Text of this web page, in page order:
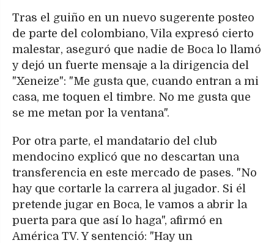
Tras el guiño en un nuevo sugerente posteo
de parte del colombiano, Vila expresó cierto
malestar, aseguró que nadie de Boca lo llamó
y dejó un fuerte mensaje a la dirigencia del
"Xeneize": "Me gusta que, cuando entran a mi
casa, me toquen el timbre. No me gusta que
se me metan por la ventana".
Por otra parte, el mandatario del club
mendocino explicó que no descartan una
transferencia en este mercado de pases. "No
hay que cortarle la carrera al jugador. Si él
pretende jugar en Boca, le vamos a abrir la
puerta para que así lo haga", afirmó en
América TV. Y sentenció: "Hay un